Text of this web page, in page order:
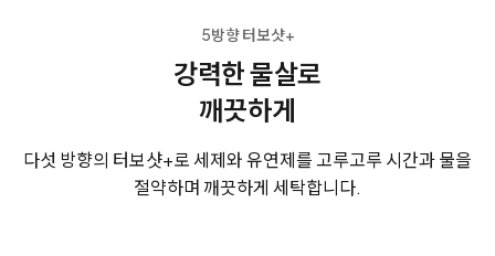
5방향 터보샷+
강력한 물살로
깨끗하게
다섯 방향의 터보샷+로 세제와 유연제를 고루고루 시간과 물을
절약하며 깨끗하게 세탁합니다.